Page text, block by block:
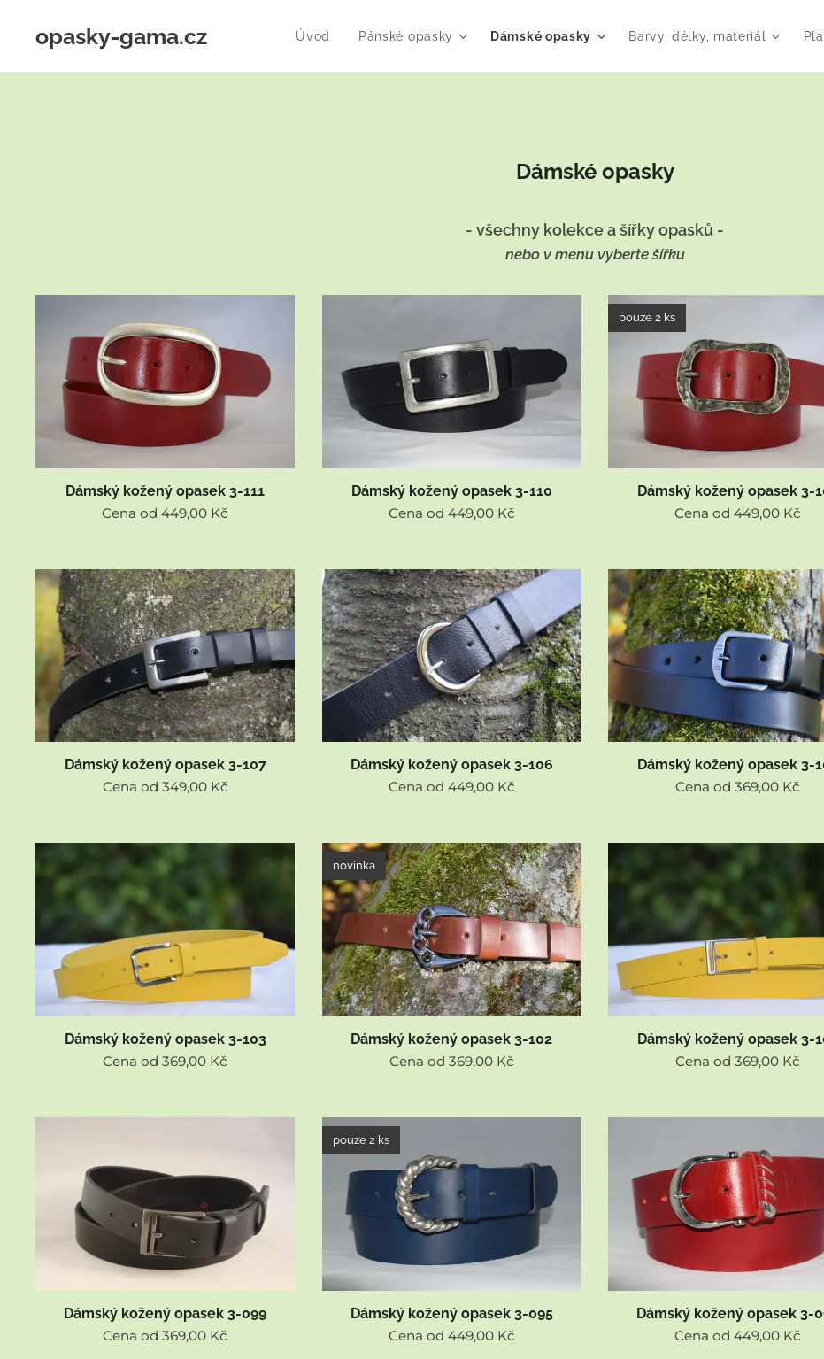
opasky-gama.cz Úvod Pánské opasky Dámské opasky Barvy, délky, materiál
Dámské opasky
- všechny kolekce a šířky opasků -
nebo v menu vyberte šířku
Dámský kožený opasek 3-111
Cena od449,00 Kč
Dámský kožený opasek 3-110
Cena od 449,00Kč
Dámský kožený opasek 3-
pouze 2 ks
Cena od449,00 Kč
Dámský kožený opasek 3-107
Cena od 349,00Kč
Dámský kožený opasek 3-106
Cena od 449,00Kč
Dámský kožený opasek 3-
Cena od369,00 Kč
Dámský kožený opasek 3-103
Cena od369,00 Kč
Dámský kožený opasek 3-102
novinka
Cena od 369,00Kč
Dámský kožený opasek 3-
Cena od369,00 Kč
Dámský kožený opasek 3-099
Cena od369,00 Kč
Dámský kožený opasek 3-095
pouze 2 ks
Cena od 449,00Kč
Dámský kožený opasek 3-
Cena od449,00 Kč